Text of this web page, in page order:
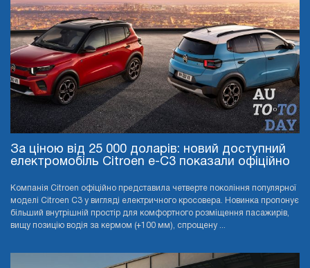
За ціною від 25 000 доларів: новий доступний
електромобіль Citroen e-C3 показали офіційно
Компанія Citroen офіційно представила четверте покоління популярної
моделі Citroen C3 у вигляді електричного кросовера. Новинка пропонує
більший внутрішній простір для комфортного розміщення пасажирів,
вищу позицію водія за кермом (+100 мм), спрощену ...